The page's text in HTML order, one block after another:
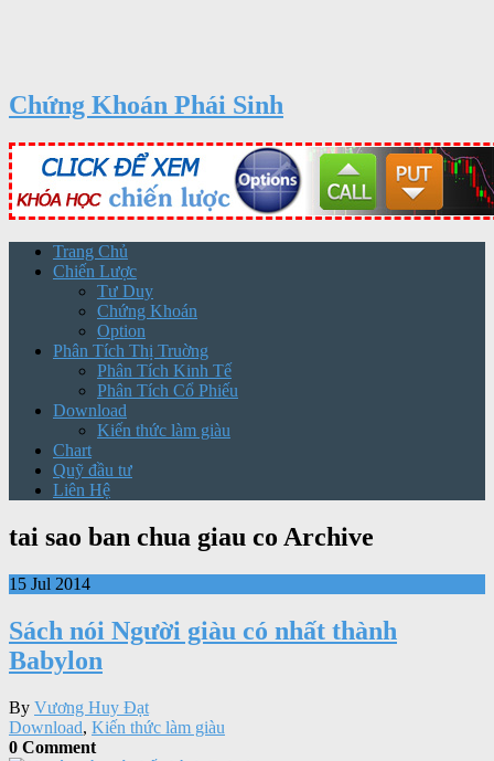
Chứng Khoán Phái Sinh
Trang Chủ
Chiến Lược
Tư Duy
Chứng Khoán
Option
Phân Tích Thị Truờng
Phân Tích Kinh Tế
Phân Tích Cổ Phiếu
Download
Kiến thức làm giàu
Chart
Quỹ đầu tư
Liên Hệ
tai sao ban chua giau co Archive
15 Jul 2014
Sách nói Người giàu có nhất thành
Babylon
By Vương Huy Đạt
Download, Kiến thức làm giàu
0 Comment